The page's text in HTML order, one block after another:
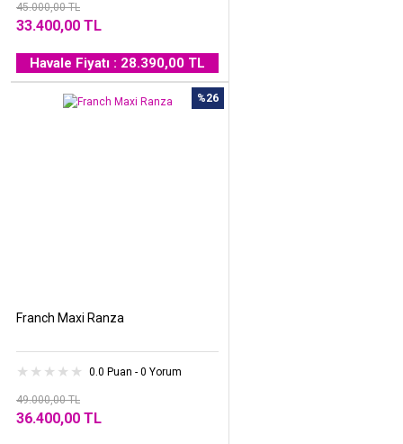
45.000,00 TL
33.400,00 TL
Havale Fiyatı : 28.390,00 TL
%26
Franch Maxi Ranza
0.0 Puan - 0 Yorum
49.000,00 TL
36.400,00 TL